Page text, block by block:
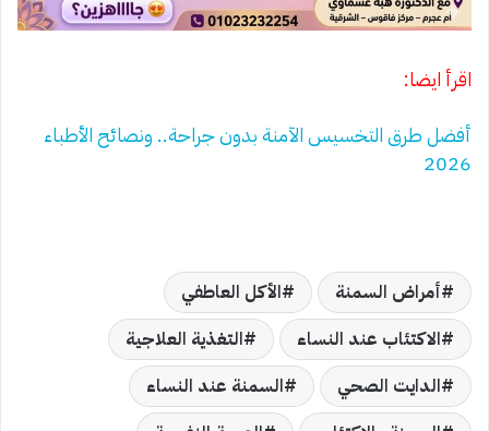
اقرأ ايضا:
أفضل طرق التخسيس الآمنة بدون جراحة.. ونصائح الأطباء
2026
أمراض السمنة
الأكل العاطفي
الاكتئاب عند النساء
التغذية العلاجية
الدايت الصحي
السمنة عند النساء